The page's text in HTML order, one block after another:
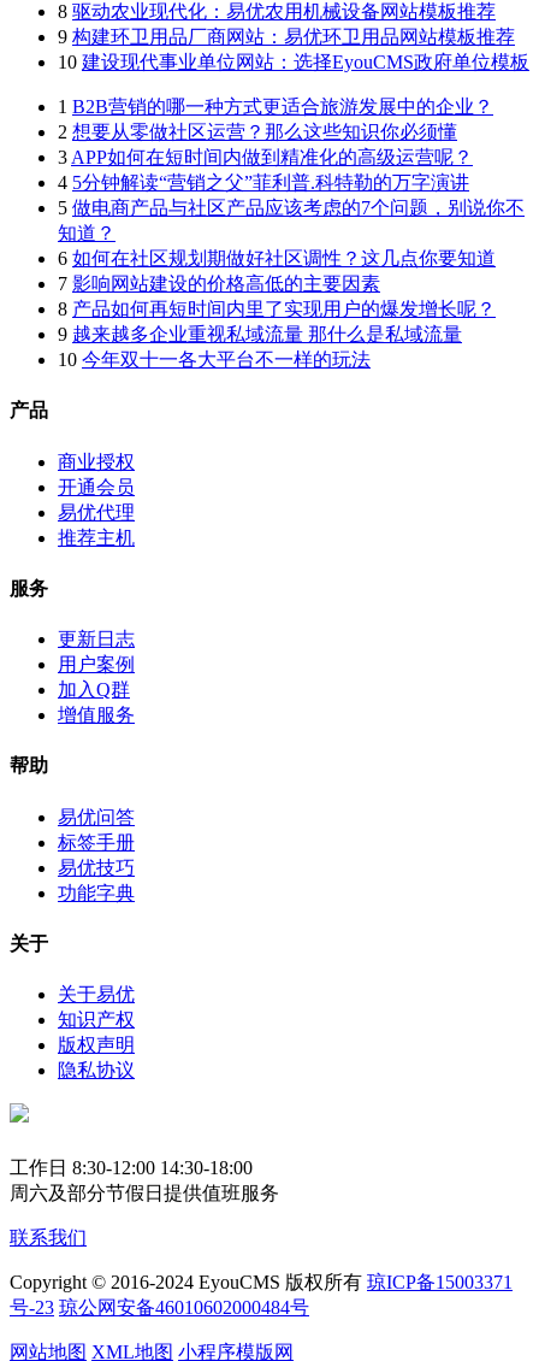
8 驱动农业现代化：易优农用机械设备网站模板推荐
9 构建环卫用品厂商网站：易优环卫用品网站模板推荐
10 建设现代事业单位网站：选择EyouCMS政府单位模板
1 B2B营销的哪一种方式更适合旅游发展中的企业？
2 想要从零做社区运营？那么这些知识你必须懂
3 APP如何在短时间内做到精准化的高级运营呢？
4 5分钟解读“营销之父”菲利普.科特勒的万字演讲
5 做电商产品与社区产品应该考虑的7个问题，别说你不
知道？
6 如何在社区规划期做好社区调性？这几点你要知道
7 影响网站建设的价格高低的主要因素
8 产品如何再短时间内里了实现用户的爆发增长呢？
9 越来越多企业重视私域流量 那什么是私域流量
10 今年双十一各大平台不一样的玩法
产品
商业授权
开通会员
易优代理
推荐主机
服务
更新日志
用户案例
加入Q群
增值服务
帮助
易优问答
标签手册
易优技巧
功能字典
关于
关于易优
知识产权
版权声明
隐私协议
工作日 8:30-12:00 14:30-18:00
周六及部分节假日提供值班服务
联系我们
Copyright © 2016-2024 EyouCMS 版权所有 琼ICP备15003371
号-23 琼公网安备46010602000484号
网站地图 XML地图 小程序模版网